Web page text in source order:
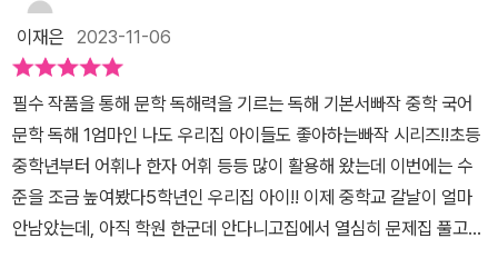
는 장르는 소설입니다.소설은 현대 소설과 고전 소설 그리고 외국 소
설로 나와 있어요.​ 소설의 기본 개념을 설명하는 페이지인데요,개념
이 굉장히 상세하게 나와 있어요.저희 아이와 함께 읽으면서 짚어보
니 버릴게 하나도 없더라는~~~ 저희가 학교에서 배웠던 소설 전반
적인 개념이 모두 담겨 있어서 놀랐답니다.전반적인 개념을 한 번 살
펴보면,소설의 개념과 특성에서 '소설이란 작가의 상상력을 바탕으로
현실 세게에 있음 직한 일을 새롭게 꾸며 낸 허구의 이야기이다.'로 시
작 중학 국어문학독해로 그 문을 열었습니다문학에서 중요한 포인트
소설구성과 특징 , 인물, 사건, 소설의 시점등등문학에서 꼭 알아야 하
는 기본 개념을공부하고 작품을 보면 그냥 읽고 넘어가는 것이 아니
라 인물의 특징시점, 시대적 배경등 다양한 관점에서 바라보는 눈
을 키울 수 있어요^^그리고 바로 개념확인 문제를 풀면서기본 개념들
을 머리 속에 정리합니다문제를 풀면서 소설의 구성단계,소설의 표
현 방법, 소설의 3요소등등소설의 기본기를 탄탄하게 다져봅니다^^
이재은 2023-11-06
필수 작품을 통해 문학 독해력을 기르는 독해 기본서빠작 중학 국어
문학 독해 1엄마인 나도 우리집 아이들도 좋아하는빠작 시리즈!!초등
중학년부터 어휘나 한자 어휘 등등 많이 활용해 왔는데 이번에는 수
준을 조금 높여봤다5학년인 우리집 아이!! 이제 중학교 갈날이 얼마
안남았는데, 아직 학원 한군데 안다니고집에서 열심히 문제집 풀고